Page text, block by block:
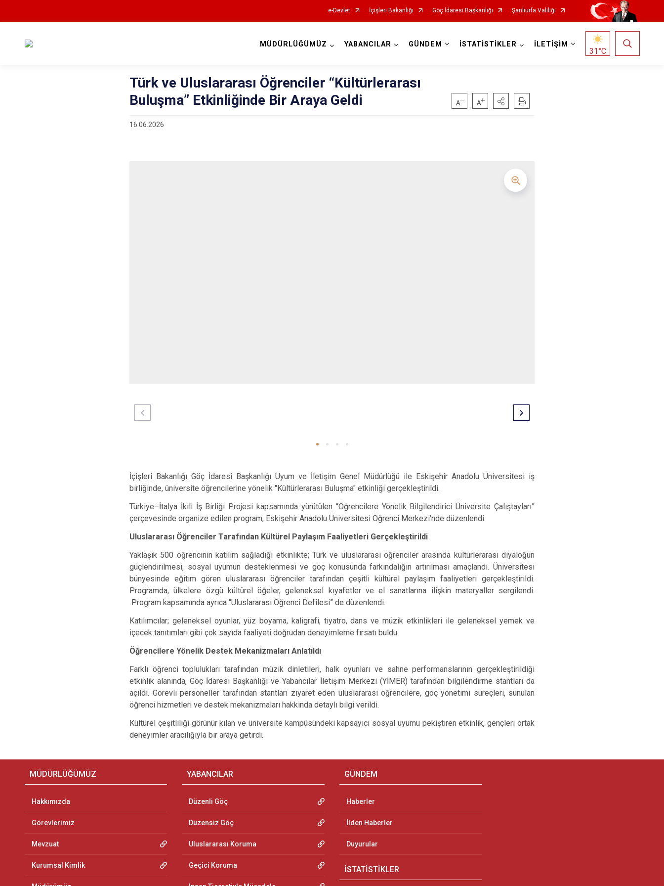
e-Devlet İçişleri Bakanlığı Göç İdaresi Başkanlığı Şanlıurfa Valiliği
MÜDÜRLÜĞÜMÜZ YABANCILAR GÜNDEM İSTATİSTİKLER İLETİŞİM
31°C
Türk ve Uluslararası Öğrenciler “Kültürlerarası
Buluşma” Etkinliğinde Bir Araya Geldi
16.06.2026
İçişleri Bakanlığı Göç İdaresi Başkanlığı Uyum ve İletişim Genel Müdürlüğü ile Eskişehir Anadolu Üniversitesi iş
birliğinde, üniversite öğrencilerine yönelik "Kültürlerarası Buluşma" etkinliği gerçekleştirildi.
Türkiye–İtalya İkili İş Birliği Projesi kapsamında yürütülen “Öğrencilere Yönelik Bilgilendirici Üniversite Çalıştayları”
çerçevesinde organize edilen program, Eskişehir Anadolu Üniversitesi Öğrenci Merkezi’nde düzenlendi.
Uluslararası Öğrenciler Tarafından Kültürel Paylaşım Faaliyetleri Gerçekleştirildi
Yaklaşık 500 öğrencinin katılım sağladığı etkinlikte; Türk ve uluslararası öğrenciler arasında kültürlerarası diyaloğun
güçlendirilmesi, sosyal uyumun desteklenmesi ve göç konusunda farkındalığın artırılması amaçlandı. Üniversitesi
bünyesinde eğitim gören uluslararası öğrenciler tarafından çeşitli kültürel paylaşım faaliyetleri gerçekleştirildi.
Programda, ülkelere özgü kültürel öğeler, geleneksel kıyafetler ve el sanatlarına ilişkin materyaller sergilendi.
Program kapsamında ayrıca “Uluslararası Öğrenci Defilesi” de düzenlendi.
Katılımcılar; geleneksel oyunlar, yüz boyama, kaligrafi, tiyatro, dans ve müzik etkinlikleri ile geleneksel yemek ve
içecek tanıtımları gibi çok sayıda faaliyeti doğrudan deneyimleme fırsatı buldu.
Öğrencilere Yönelik Destek Mekanizmaları Anlatıldı
Farklı öğrenci toplulukları tarafından müzik dinletileri, halk oyunları ve sahne performanslarının gerçekleştirildiği
etkinlik alanında, Göç İdaresi Başkanlığı ve Yabancılar İletişim Merkezi (YİMER) tarafından bilgilendirme stantları da
açıldı. Görevli personeller tarafından stantları ziyaret eden uluslararası öğrencilere, göç yönetimi süreçleri, sunulan
öğrenci hizmetleri ve destek mekanizmaları hakkında detaylı bilgi verildi.
Kültürel çeşitliliği görünür kılan ve üniversite kampüsündeki kapsayıcı sosyal uyumu pekiştiren etkinlik, gençleri ortak
deneyimler aracılığıyla bir araya getirdi.
MÜDÜRLÜĞÜMÜZ
Hakkımızda
Görevlerimiz
Mevzuat
Kurumsal Kimlik
YABANCILAR
Düzenli Göç
Düzensiz Göç
Uluslararası Koruma
Geçici Koruma
GÜNDEM
Haberler
İlden Haberler
Duyurular
İSTATİSTİKLER